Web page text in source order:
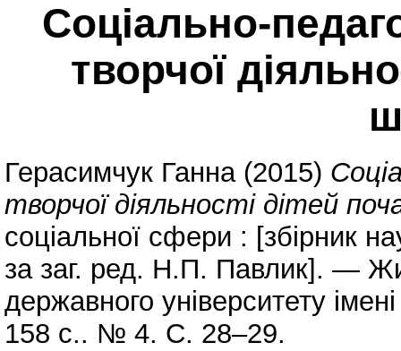
Соціально-
творчої
Герасимчук Ганна(2015)
творчої діяльності дітей
соціальної сфери : [збірник
за заг. ред. Н.П. Павлик]. —
державного університету
158 с.. № 4. С. 28–29.